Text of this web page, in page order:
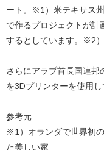
ート。※1）米テキサス
で作るプロジェクトが
するとしています。※2）
さらにアラブ首長国連邦
を3Dプリンターを使用
参考元
※1）オランダで世界初
た美しい家